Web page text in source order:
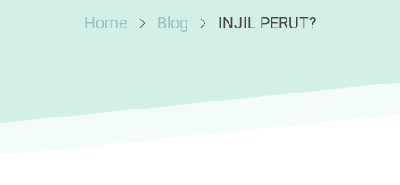
Home Blog INJIL PERUT?